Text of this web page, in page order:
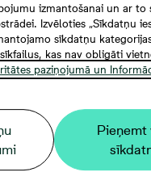
bet 2017.gadā -
mājokļu skaita.
platību tirgus ir
ņemot vērā iegādāto
ir lielāks nekā
Šī reģiona
izmantošanai un ar to
Izvēloties „Sīkdatņu
sīkdatņu
kas nav obligāti
paziņojumā un
Pieņemt